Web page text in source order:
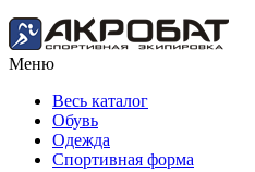
Меню
Весь каталог
Обувь
Одежда
Спортивная форма